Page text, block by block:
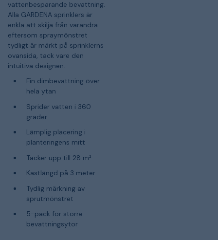
vattenbesparande bevattning.
Alla GARDENA sprinklers är
enkla att skilja från varandra
eftersom spraymönstret
tydligt är märkt på sprinklerns
ovansida, tack vare den
intuitiva designen.
Fin dimbevattning över
hela ytan
Sprider vatten i 360
grader
Lämplig placering i
planteringens mitt
Täcker upp till 28 m²
Kastlängd på 3 meter
Tydlig märkning av
sprutmönstret
5-pack för större
bevattningsytor